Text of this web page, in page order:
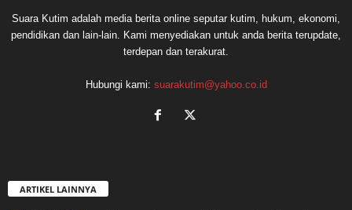
Suara Kutim adalah media berita online seputar kutim, hukum, ekonomi,
pendidikan dan lain-lain. Kami menyediakan untuk anda berita terupdate,
terdepan dan terakurat.
Hubungi kami: suarakutim@yahoo.co.id
ARTIKEL LAINNYA